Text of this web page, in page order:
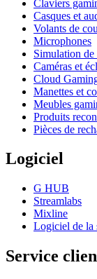
Claviers
Casques et
Volants de
Microphones
Simulation
Caméras et
Cloud
Manettes et
Meubles
Produits
Pièces de
Logiciel
G HUB
Streamlabs
Mixline
Logiciel de la
Service